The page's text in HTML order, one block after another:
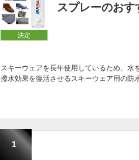
決定
スプレーのおす
スキーウェアを長年使用しているため、
撥水効果を復活させるスキーウェア用の防
1